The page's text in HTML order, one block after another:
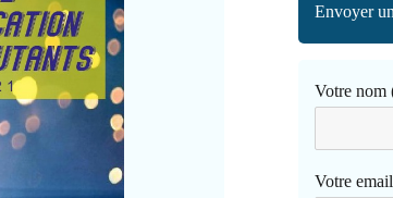
Envoyer
Votre nom
Votre